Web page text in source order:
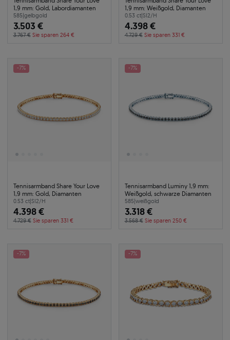
1,9 mm: Gold, Labordiamanten
585|gelbgold
3.503 €
3.767 € Sie sparen 264 €
1,9 mm: Weißgold, Diamanten
0.53 ct|SI2/H
4.398 €
4.729 € Sie sparen 331 €
-7%
Tennisarmband Share Your Love
1,9 mm: Gold, Diamanten
0.53 ct|SI2/H
4.398 €
4.729 € Sie sparen 331 €
-7%
Tennisarmband Luminy 1,9 mm:
Weißgold, schwarze Diamanten
585|weißgold
3.318 €
3.568 € Sie sparen 250 €
-7% -7%